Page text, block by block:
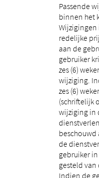
Passende
binnen het
redelijke
aan de
gebruiker
zes (6)
wijziging.
zes (6)
(schriftelijk
wijziging in
beschouwd
de
gebruiker
gesteld van
Indien de